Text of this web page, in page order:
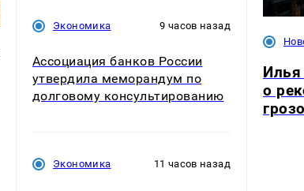
Экономика 9 часов назад
Ассоциация банков России
утвердила меморандум по
долговому консультированию
Экономика 11 часов назад
о